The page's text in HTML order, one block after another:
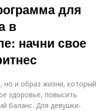
для
в
начни свое
но и образ жизни, который
здоровье, повысить
баланс. Для девушки-